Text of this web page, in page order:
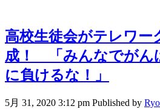
高校生徒会がテレワー
成！ 「みんなでがん
に負けるな！」
5月 31, 2020 3:12 pm Published by